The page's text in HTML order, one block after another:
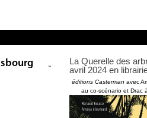
»
La Querelle des
avril 2024 en
éditions Casterman avec
au co-scénario et Drac